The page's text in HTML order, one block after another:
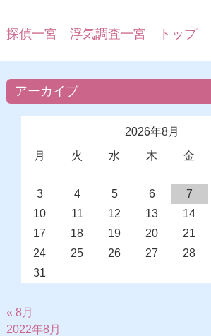
探偵一宮 浮気調査一宮 トップ
アーカイブ
2026年8月
月
火 水 木 金
3
4 5 6 7
10
11 12 13 14
17
18 19 20 21
24
25 26 27 28
31
« 8月
2022年8月